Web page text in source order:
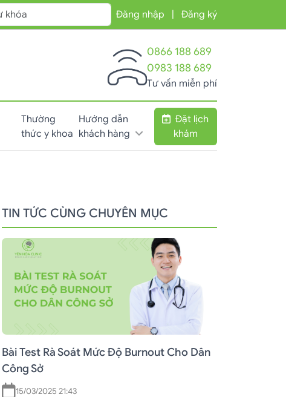
Đăng nhập Đăng ký
0866 188 689
0983 188 689
Tư vấn miễn phí
Thường
thức y khoa
Hướng dẫn
khách hàng
Đặt lịch
khám
TIN TỨC CÙNG CHUYÊN MỤC
Bài Test Rà Soát Mức Độ Burnout Cho Dân
Công Sở
15/03/2025 21:43